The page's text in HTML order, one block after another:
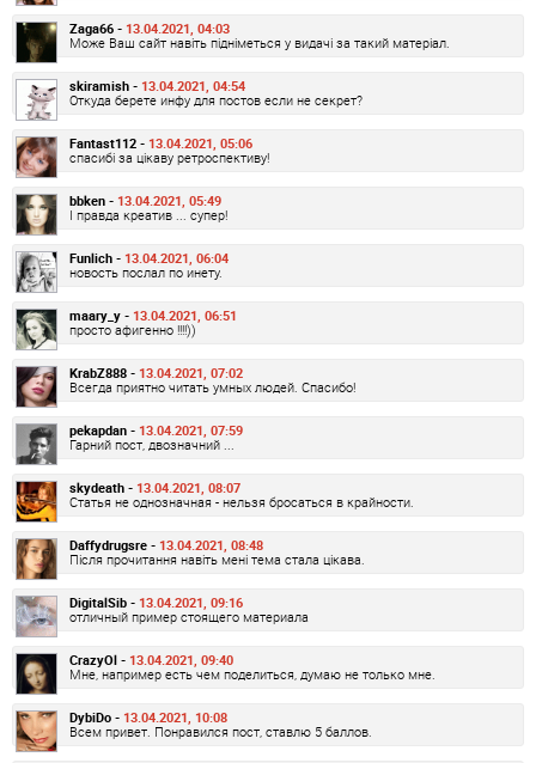
Zaga66 - 13.04.2021, 04:03
Може Ваш сайт навіть підніметься у видачі за такий матеріал.
skiramish - 13.04.2021, 04:54
Откуда берете инфу для постов если не секрет?
Fantast112 - 13.04.2021, 05:06
спасибі за цікаву ретроспективу!
bbken - 13.04.2021, 05:49
І правда креатив ... супер!
Funlich - 13.04.2021, 06:04
новость послал по инету.
maary_y - 13.04.2021, 06:51
просто афигенно !!!!))
KrabZ888 - 13.04.2021, 07:02
Всегда приятно читать умных людей. Спасибо!
pekapdan - 13.04.2021, 07:59
Гарний пост, двозначний ...
skydeath - 13.04.2021, 08:07
Статья не однозначная - нельзя бросаться в крайности.
Daffydrugsre - 13.04.2021, 08:48
Після прочитання навіть мені тема стала цікава.
DigitalSib - 13.04.2021, 09:16
отличный пример стоящего материала
CrazyOl - 13.04.2021, 09:40
Мне, например есть чем поделиться, думаю не только мне.
DybiDo - 13.04.2021, 10:08
Всем привет. Понравился пост, ставлю 5 баллов.